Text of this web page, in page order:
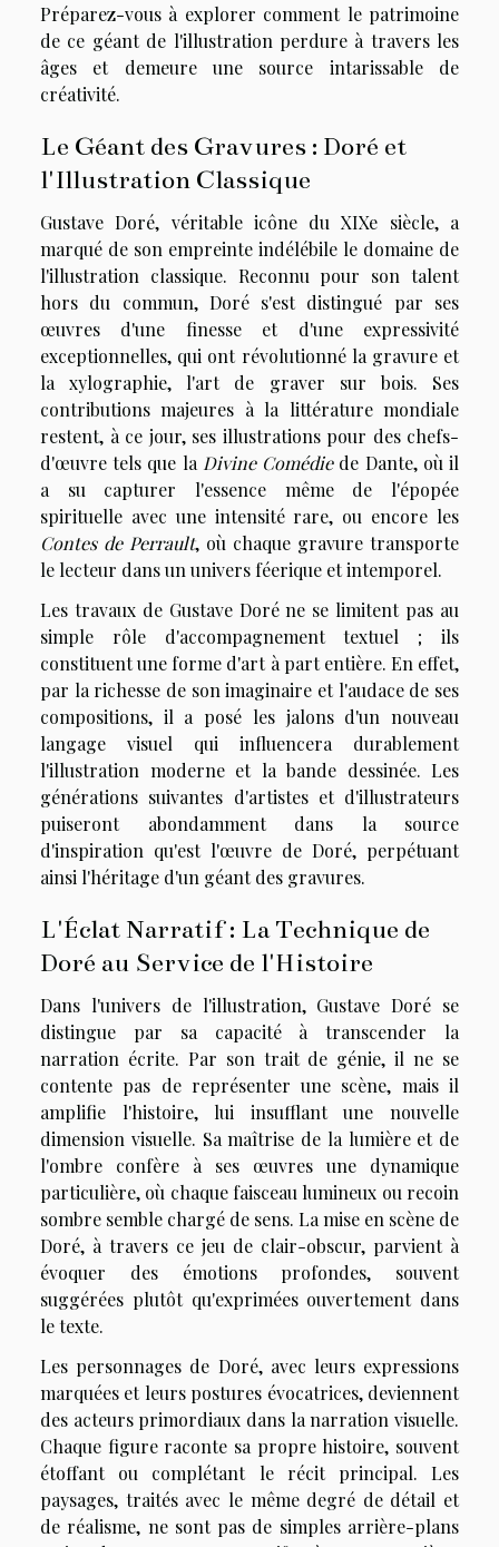
Préparez-vous à explorer comment le patrimoine
de ce géant de l'illustration perdure à travers les
âges et demeure une source intarissable de
créativité.
Le Géant des Gravures : Doré et
l'Illustration Classique
Gustave Doré, véritable icône du XIXe siècle, a
marqué de son empreinte indélébile le domaine de
l'illustration classique. Reconnu pour son talent
hors du commun, Doré s'est distingué par ses
œuvres d'une finesse et d'une expressivité
exceptionnelles, qui ont révolutionné la gravure et
la xylographie, l'art de graver sur bois. Ses
contributions majeures à la littérature mondiale
restent, à ce jour, ses illustrations pour des chefs-
d'œuvre tels que la Divine Comédiede Dante, où il
a su capturer l'essence même de l'épopée
spirituelle avec une intensité rare, ou encore les
Contes de Perrault, où chaque gravure transporte
le lecteur dans un univers féerique et intemporel.
Les travaux de Gustave Doré ne se limitent pas au
simple rôle d'accompagnement textuel ; ils
constituent une forme d'art à part entière. En effet,
par la richesse de son imaginaire et l'audace de ses
compositions, il a posé les jalons d'un nouveau
langage visuel qui influencera durablement
l'illustration moderne et la bande dessinée. Les
générations suivantes d'artistes et d'illustrateurs
puiseront abondamment dans la source
d'inspiration qu'est l'œuvre de Doré, perpétuant
ainsi l'héritage d'un géant des gravures.
L'Éclat Narratif : La Technique de
Doré au Service de l'Histoire
Dans l'univers de l'illustration, Gustave Doré se
distingue par sa capacité à transcender la
narration écrite. Par son trait de génie, il ne se
contente pas de représenter une scène, mais il
amplifie l'histoire, lui insufflant une nouvelle
dimension visuelle. Sa maîtrise de la lumière et de
l'ombre confère à ses œuvres une dynamique
particulière, où chaque faisceau lumineux ou recoin
sombre semble chargé de sens. La mise en scène de
Doré, à travers ce jeu de clair-obscur, parvient à
évoquer des émotions profondes, souvent
suggérées plutôt qu'exprimées ouvertement dans
le texte.
Les personnages de Doré, avec leurs expressions
marquées et leurs postures évocatrices, deviennent
des acteurs primordiaux dans la narration visuelle.
Chaque figure raconte sa propre histoire, souvent
étoffant ou complétant le récit principal. Les
paysages, traités avec le même degré de détail et
de réalisme, ne sont pas de simples arrière-plans